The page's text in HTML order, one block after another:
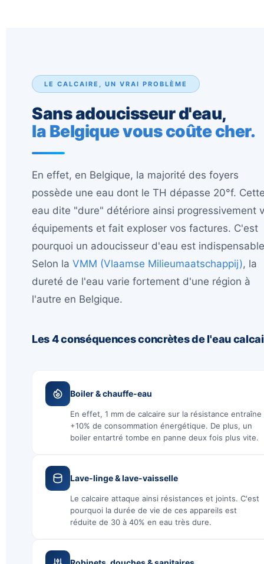
LE CALCAIRE, UN VRAI PROBLÈME
Sans adoucisseur d'eau,
la Belgique vous coûte cher.
En effet, en Belgique, la majorité des foyers
possède une eau dont le TH dépasse 20°f.
eau dite "dure" détériore ainsi progressivement
équipements et fait exploser vos factures. C'est
pourquoi un adoucisseur d'eau est
Selon la VMM (Vlaamse Milieumaatschappij), la
dureté de l'eau varie fortement d'une région à
l'autre en Belgique.
Les 4 conséquences concrètes de l'eau
Boiler & chauffe-eau
En effet, 1 mm de calcaire sur la résistance entraîne
+10% de consommation énergétique. De plus, un
boiler entartré tombe en panne deux fois plus vite.
Lave-linge & lave-vaisselle
Le calcaire attaque ainsi résistances et joints. C'est
pourquoi la durée de vie de ces appareils est
réduite de 30 à 40% en eau très dure.